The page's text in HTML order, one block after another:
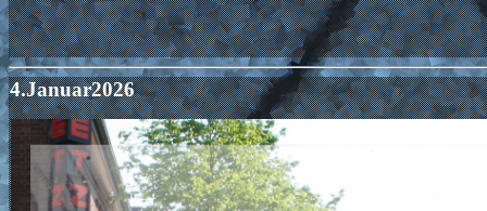
4.Januar2026